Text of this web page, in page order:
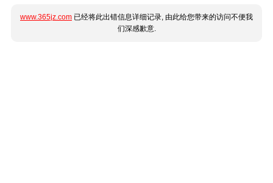
www.365jz.com 已经将此出错信息详细记录, 由此给您带来的访问不便我
们深感歉意.